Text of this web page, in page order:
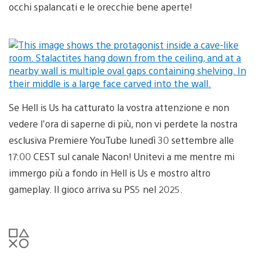
occhi spalancati e le orecchie bene aperte!
Se Hell is Us ha catturato la vostra attenzione e non
vedere l’ora di saperne di più, non vi perdete la nostra
esclusiva Premiere YouTube lunedì 30 settembre alle
17:00 CEST sul canale Nacon! Unitevi a me mentre mi
immergo più a fondo in Hell is Us e mostro altro
gameplay. Il gioco arriva su PS5 nel 2025.